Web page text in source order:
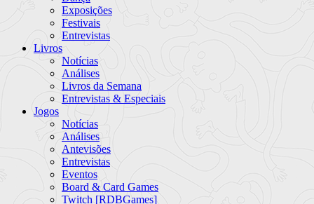
Exposições
Festivais
Entrevistas
Livros
Notícias
Análises
Livros da Semana
Entrevistas & Especiais
Jogos
Notícias
Análises
Antevisões
Entrevistas
Eventos
Board & Card Games
Twitch [RDBGames]